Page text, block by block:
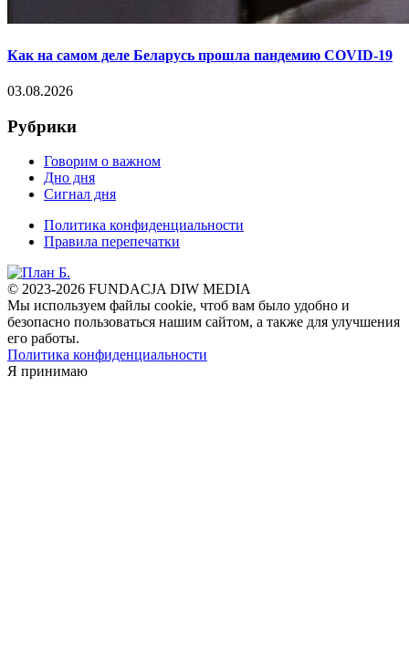
Как на самом деле Беларусь прошла пандемию COVID-19
03.08.2026
Рубрики
Говорим о важном
Дно дня
Сигнал дня
Политика конфиденциальности
Правила перепечатки
© 2023-2026 FUNDACJA DIW MEDIA
Мы используем файлы cookie, чтоб вам было удобно и
безопасно пользоваться нашим сайтом, а также для улучшения
его работы.
Политика конфиденциальности
Я принимаю